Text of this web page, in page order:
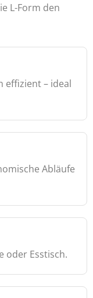
L-Form den
effizient – ideal
Abläufe
oder Esstisch.